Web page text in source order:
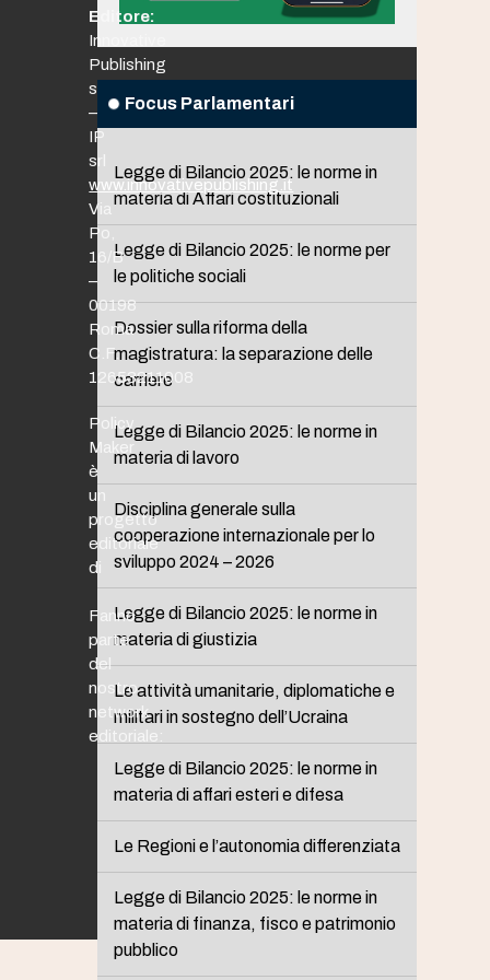
Focus Parlamentari
Legge di Bilancio 2025: le norme in
materia di Affari costituzionali
Legge di Bilancio 2025: le norme per
le politiche sociali
Dossier sulla riforma della
magistratura: la separazione delle
carriere
Legge di Bilancio 2025: le norme in
materia di lavoro
Disciplina generale sulla
cooperazione internazionale per lo
sviluppo 2024 – 2026
Legge di Bilancio 2025: le norme in
materia di giustizia
Le attività umanitarie, diplomatiche e
militari in sostegno dell’Ucraina
Legge di Bilancio 2025: le norme in
materia di affari esteri e difesa
Le Regioni e l’autonomia differenziata
Legge di Bilancio 2025: le norme in
materia di finanza, fisco e patrimonio
pubblico
Editore:
Innovative
Publishing
srl
–
IP
srl
www.innovativepublishing.it
Via
Po,
16/B
–
00198
Roma
C.F.
12653211008
Policy
Maker
è
un
progetto
editoriale
di
Fanno
parte
del
nostro
network
editoriale: